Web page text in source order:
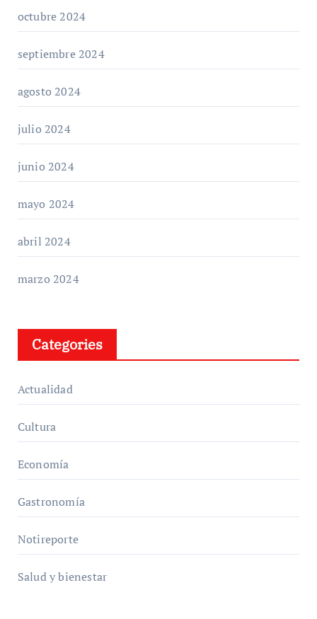
octubre 2024
septiembre 2024
agosto 2024
julio 2024
junio 2024
mayo 2024
abril 2024
marzo 2024
Categories
Actualidad
Cultura
Economía
Gastronomía
Notireporte
Salud y bienestar